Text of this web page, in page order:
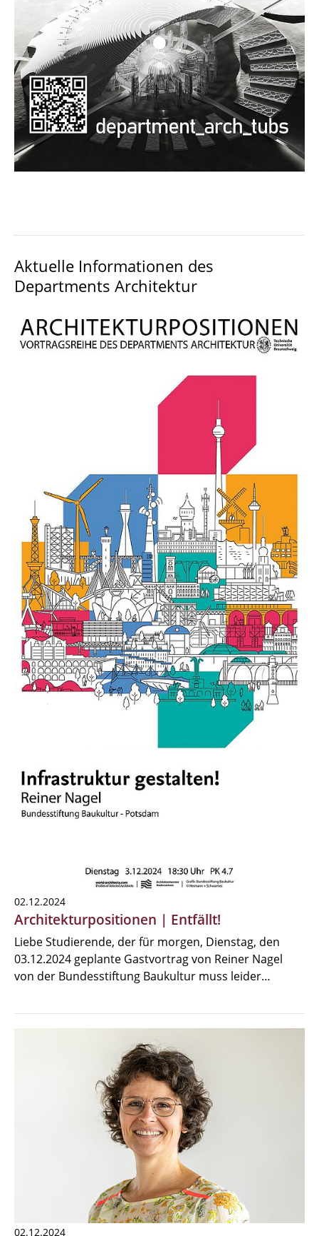
Dokumente und Downloads
Aktuelle Informationen des
Departments Architektur
02.12.2024
Architekturpositionen | Entfällt!
Liebe Studierende, der für morgen, Dienstag, den
03.12.2024 geplante Gastvortrag von Reiner Nagel
von der Bundesstiftung Baukultur muss leider…
02.12.2024